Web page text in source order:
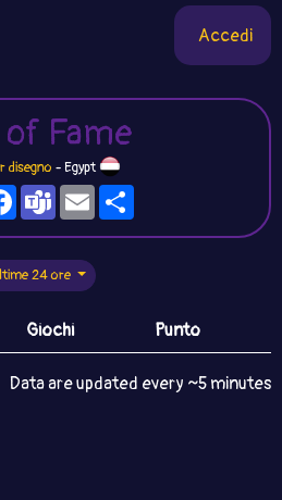
Accedi
of Fame
disegno - Egypt
Facebook
TeamsEmail
24 ore
Giochi Punto
Data are updated every ~5 minutes